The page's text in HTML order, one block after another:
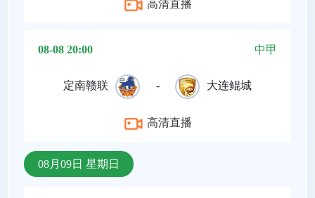
高清直播
08-08 20:00 中甲
定南赣联 - 大连鲲城
高清直播
08月09日 星期日